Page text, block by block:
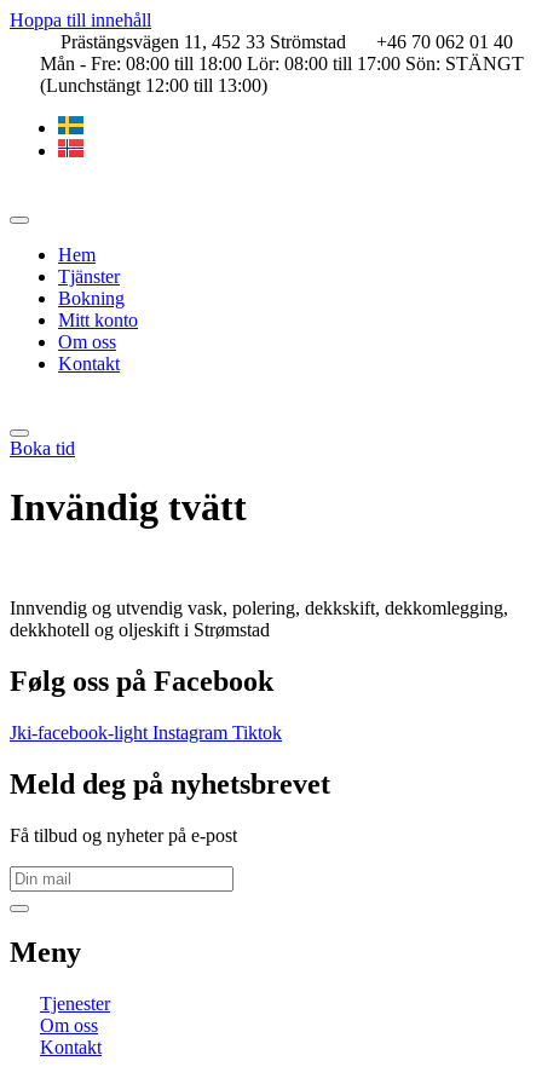
Hoppa till innehåll
Prästängsvägen 11, 452 33 Strömstad
+46 70 062 01 40
Mån - Fre: 08:00 till 18:00 Lör: 08:00 till 17:00 Sön: STÄNGT
(Lunchstängt 12:00 till 13:00)
Hem
Tjänster
Bokning
Mitt konto
Om oss
Kontakt
Boka tid
Invändig tvätt
Innvendig og utvendig vask, polering, dekkskift, dekkomlegging,
dekkhotell og oljeskift i Strømstad
Følg oss på Facebook
Jki-facebook-light Instagram Tiktok
Meld deg på nyhetsbrevet
Få tilbud og nyheter på e-post
Meny
Tjenester
Om oss
Kontakt